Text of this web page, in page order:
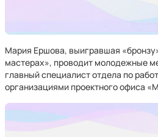
Мария Ершова, выигравшая
мастерах», проводит молодежные
главный специалист отдела по
организациями проектного офиса